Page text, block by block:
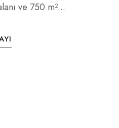
ve 750 m²...